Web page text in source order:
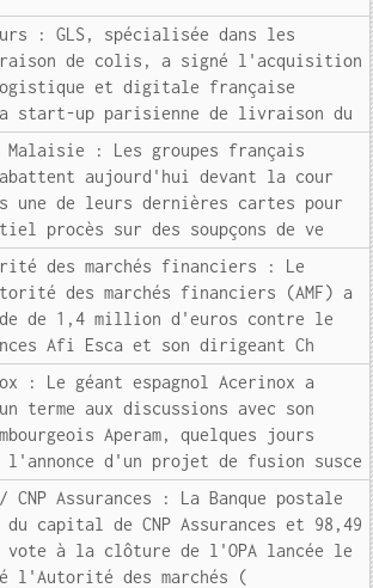
: GLS, spécialisée dans les
de colis, a signé l'acquisition
et digitale française
start-up parisienne de livraison du
Malaisie : Les groupes français
abattent aujourd'hui devant la cour
une de leurs dernières cartes pour
procès sur des soupçons de ve
des marchés financiers : Le
des marchés financiers (AMF) a
de 1,4 million d'euros contre le
Afi Esca et son dirigeant Ch
: Le géant espagnol Acerinox a
terme aux discussions avec son
Aperam, quelques jours
l'annonce d'un projet de fusion susce
CNP Assurances : La Banque postale
capital de CNP Assurances et 98,49
vote à la clôture de l'OPA lancée le
l'Autorité des marchés (